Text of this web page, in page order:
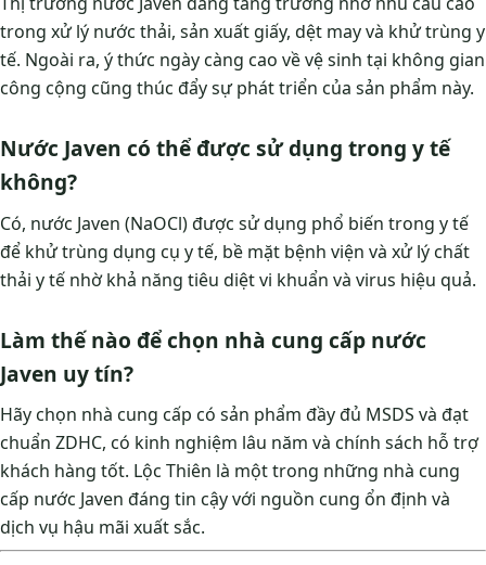
trong xử lý nước thải, sản xuất giấy, dệt may và khử trùng y
tế. Ngoài ra, ý thức ngày càng cao về vệ sinh tại không gian
công cộng cũng thúc đẩy sự phát triển của sản phẩm này.
Nước Javen có thể được sử dụng trong y tế
không?
Có, nước Javen (NaOCl) được sử dụng phổ biến trong y tế
để khử trùng dụng cụ y tế, bề mặt bệnh viện và xử lý chất
thải y tế nhờ khả năng tiêu diệt vi khuẩn và virus hiệu quả.
Làm thế nào để chọn nhà cung cấp nước
Javen uy tín?
Hãy chọn nhà cung cấp có sản phẩm đầy đủ MSDS và đạt
chuẩn ZDHC, có kinh nghiệm lâu năm và chính sách hỗ trợ
khách hàng tốt. Lộc Thiên là một trong những nhà cung
cấp nước Javen đáng tin cậy với nguồn cung ổn định và
dịch vụ hậu mãi xuất sắc.